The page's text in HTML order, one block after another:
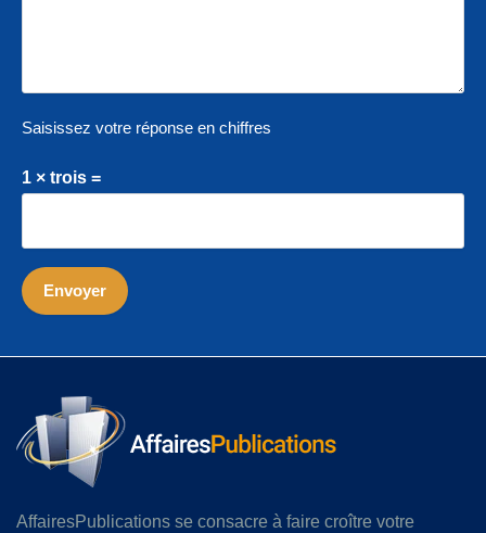
Saisissez votre réponse en chiffres
1 × trois =
AffairesPublications se consacre à faire croître votre